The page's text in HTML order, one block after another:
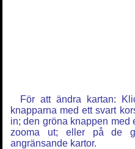
För att ändra kartan:
knapparna med ett svart
in; den gröna knappen med
zooma ut; eller på de
angränsande kartor.